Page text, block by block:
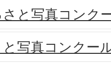
と写真コンク
写真コンクー